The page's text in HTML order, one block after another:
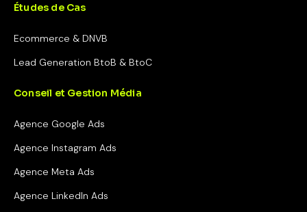
Études de Cas
Ecommerce & DNVB
Lead Generation BtoB & BtoC
Conseil et Gestion Média
Agence Google Ads
Agence Instagram Ads
Agence Meta Ads
Agence LinkedIn Ads